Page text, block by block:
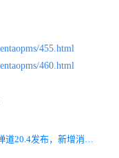
455.html
460.html